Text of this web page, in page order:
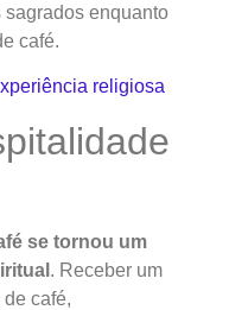
enquanto
café.
religiosa
se tornou um
. Receber um
café,